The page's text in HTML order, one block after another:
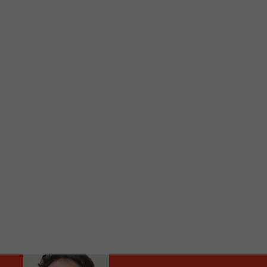
Audio